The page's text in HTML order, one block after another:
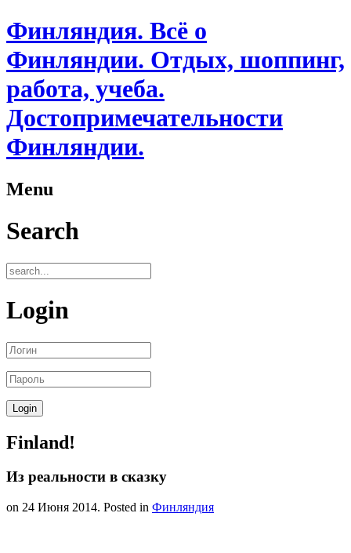
Финляндия. Всё о
Финляндии. Отдых, шоппинг,
работа, учеба.
Достопримечательности
Финляндии.
Menu
Search
Login
Finland!
Из реальности в сказку
on 24 Июня 2014. Posted in Финляндия